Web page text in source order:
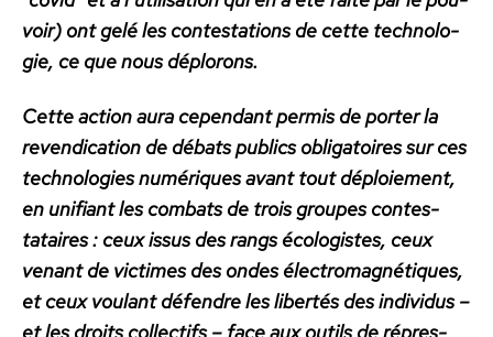
voir) ont gelé les con­tes­ta­tions de cette tech­nolo­
gie, ce que nous déplorons.
Cette action aura cepen­dant per­mis de porterla
reven­di­ca­tion de débats publics oblig­a­toires sur ces
tech­nolo­gies numériques avant tout déploiement,
en unifi­ant les com­bats de trois groupes con­tes­
tataires : ceux issus des rangs écol­o­gistes, ceux
venant de vic­times des ondes élec­tro­mag­né­tiques,
et ceux voulant défendre les lib­ertés des indi­vidus –